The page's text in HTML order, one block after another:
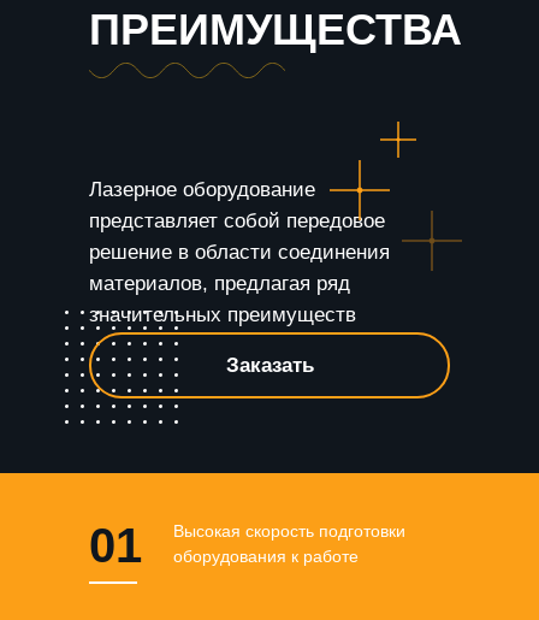
ПРЕИМУЩЕСТВА
Лазерное оборудование
представляет собой передовое
решение в области соединения
материалов, предлагая ряд
значительных преимуществ
Высокая скорость подготовки
оборудования к работе
Заказать
01